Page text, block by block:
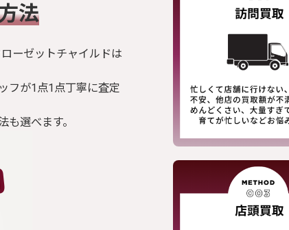
法
ーゼットチャイルドは
フが1点1点丁寧に査定
選べます。